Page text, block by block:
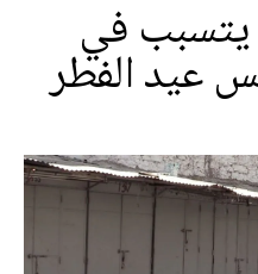
يتسبب في
عيد الفطر